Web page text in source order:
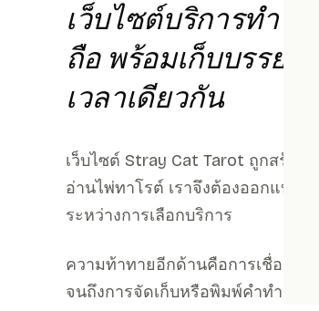
เว็บไซต์บริการทำน
ถือ พร้อมเก็บบรรย
เวลาเดียวกัน
เว็บไซต์ Stray Cat Tarot ถูกสร้า
อ่านไพ่ทาโรต์ เราจึงต้องออกแบบ
ระหว่างการเลือกบริการ
ความท้าทายอีกด้านคือการเชื่อมต่อ
จนถึงการจัดเก็บหรือพิมพ์คำทำนา